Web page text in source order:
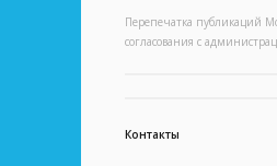
Перепечатка публикаций
согласования с
Контакты